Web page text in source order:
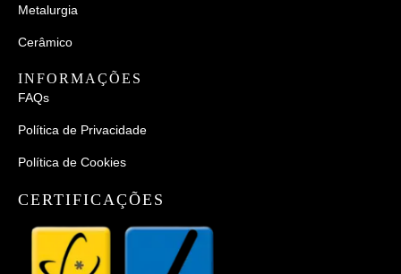
Metalurgia
Cerâmico
INFORMAÇÕES
FAQs
Política de Privacidade
Política de Cookies
CERTIFICAÇÕES